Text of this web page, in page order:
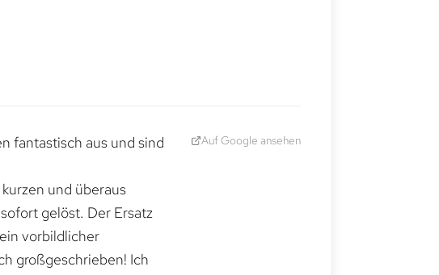
fantastisch aus und sind
und überaus
gelöst. Der Ersatz
vorbildlicher
großgeschrieben! Ich
Auf Google ansehen